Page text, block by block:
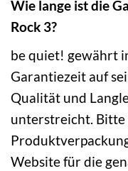
Wie lange ist die
Rock 3?
be quiet! gewährt
Garantiezeit auf
Qualität und
unterstreicht. Bitte
Website für die